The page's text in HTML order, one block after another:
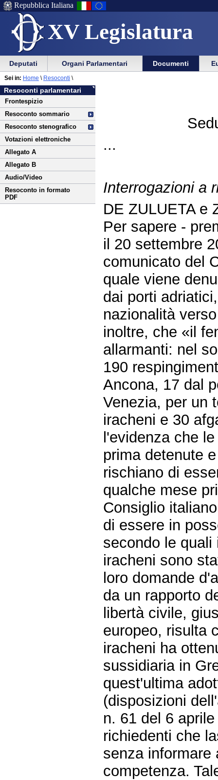
XV Legislatura
Menu
di
ausilio
alla
navigazione
Vai
Menu
di
navigazione
principale
Repubblica Italiana
Menu
di
navigazione
principale
Vai
menu
di
sezione
Deputati Organi Parlamentari Documenti
Vai
al
contenuto
Resoconti parlamentari
Frontespizio
Resoconto sommario
Resoconto stenografico
Votazioni elettroniche
Allegato A
Allegato B
Audio/Video
Resoconto in formato
PDF
Sei in: Home \ Resoconti \
...
Interrogazioni a
DE ZULUETA e
Per sapere -
il 20 settembre
comunicato del
quale viene
dai porti
nazionalità
inoltre, che «il
allarmanti: nel
190
Ancona, 17 dal
Venezia, per un
iracheni e 30
l'evidenza che
prima detenute
rischiano di
qualche mese
Consiglio
di essere in
secondo le
iracheni sono
loro domande
da un rapporto
libertà civile,
europeo, risulta
iracheni ha
sussidiaria in
quest'ultima
(disposizioni
n. 61 del 6
richiedenti che
senza informare
competenza.